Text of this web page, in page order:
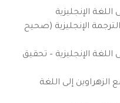
الإنجليزية
الإنجليزية (صحيح
اللغة الإنجليزية – تحقيق
إلى اللغة